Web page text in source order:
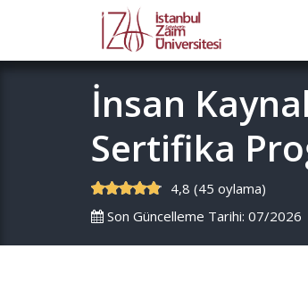
İnsan
Sertifika
4,8 (45 oylama)
Son Güncelleme Tarihi: 07/2026